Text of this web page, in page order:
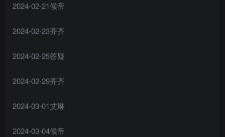
2024-02-21候帝
2024-02-23齐齐
2024-02-25答疑
2024-02-29齐齐
2024-03-01艾琳
2024-03-04候帝